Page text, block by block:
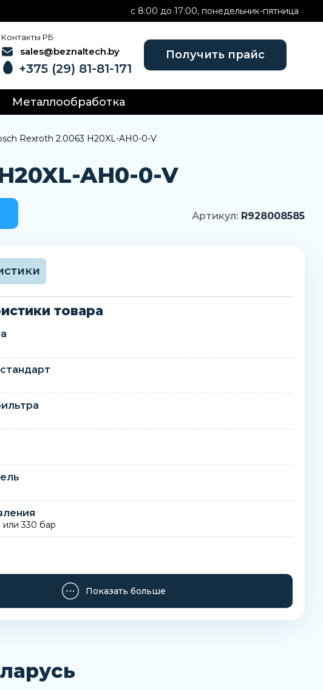
c 8:00 до 17:00, понедельник-пятница
Контакты РБ
sales@beznaltech.by
+375 (29) 81-81-171
Получить прайс
Металлообработка
Rexroth 2.0063 H20XL-AH0-0-V
AH0-0-V
Артикул: R928008585
товара
или 330 бар
Заказать
Показать больше